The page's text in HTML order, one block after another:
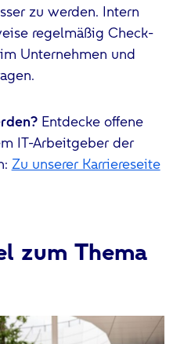
zu werden. Intern
regelmäßig Check-
Unternehmen und
Entdecke offene
IT-Arbeitgeber der
Zu unserer Karriereseite
zum Thema